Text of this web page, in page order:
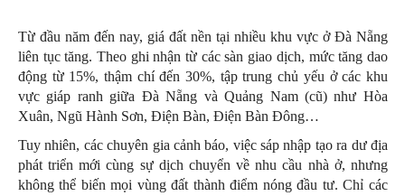
Từ đầu năm đến nay, giá đất nền tại nhiều khu vực ở Đà Nẵng
liên tục tăng. Theo ghi nhận từ các sàn giao dịch, mức tăng dao
động từ 15%, thậm chí đến 30%, tập trung chủ yếu ở các khu
vực giáp ranh giữa Đà Nẵng và Quảng Nam (cũ) như Hòa
Xuân, Ngũ Hành Sơn, Điện Bàn, Điện Bàn Đông…
Tuy nhiên, các chuyên gia cảnh báo, việc sáp nhập tạo ra dư địa
phát triển mới cùng sự dịch chuyển về nhu cầu nhà ở, nhưng
không thể biến mọi vùng đất thành điểm nóng đầu tư. Chỉ các